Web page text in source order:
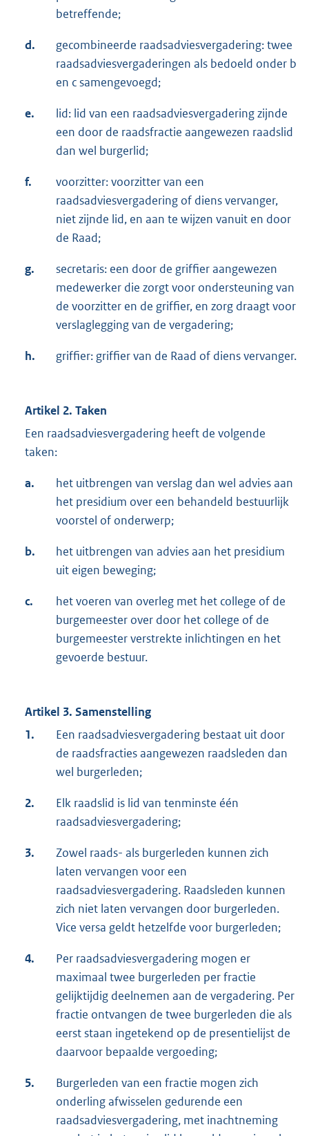
betreffende;
d.
gecombineerde raadsadviesvergadering: twee
raadsadviesvergaderingen als bedoeld onder b
en c samengevoegd;
e.
lid: lid van een raadsadviesvergadering zijnde
een door de raadsfractie aangewezen raadslid
dan wel burgerlid;
f.
voorzitter: voorzitter van een
raadsadviesvergadering of diens vervanger,
niet zijnde lid, en aan te wijzen vanuit en door
de Raad;
g.
secretaris: een door de griffier aangewezen
medewerker die zorgt voor ondersteuning van
de voorzitter en de griffier, en zorg draagt voor
verslaglegging van de vergadering;
h. griffier: griffier van de Raad of diens vervanger.
Artikel 2. Taken
Een raadsadviesvergadering heeft de volgende
taken:
a.
het uitbrengen van verslag dan wel advies aan
het presidium over een behandeld bestuurlijk
voorstel of onderwerp;
b.
het uitbrengen van advies aan het presidium
uit eigen beweging;
c.
het voeren van overleg met het college of de
burgemeester over door het college of de
burgemeester verstrekte inlichtingen en het
gevoerde bestuur.
Artikel 3. Samenstelling
1.
Een raadsadviesvergadering bestaat uit door
de raadsfracties aangewezen raadsleden dan
wel burgerleden;
2.
Elk raadslid is lid van tenminste één
raadsadviesvergadering;
3.
Zowel raads- als burgerleden kunnen zich
laten vervangen voor een
raadsadviesvergadering. Raadsleden kunnen
zich niet laten vervangen door burgerleden.
Vice versa geldt hetzelfde voor burgerleden;
4.
Per raadsadviesvergadering mogen er
maximaal twee burgerleden per fractie
gelijktijdig deelnemen aan de vergadering. Per
fractie ontvangen de twee burgerleden die als
eerst staan ingetekend op de presentielijst de
daarvoor bepaalde vergoeding;
5.
Burgerleden van een fractie mogen zich
onderling afwisselen gedurende een
raadsadviesvergadering, met inachtneming